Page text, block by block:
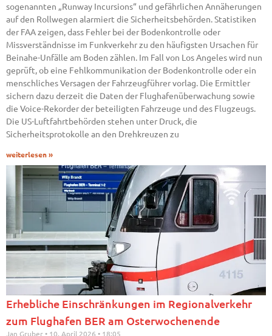
sogenannten „Runway Incursions“ und gefährlichen Annäherungen
auf den Rollwegen alarmiert die Sicherheitsbehörden. Statistiken
der FAA zeigen, dass Fehler bei der Bodenkontrolle oder
Missverständnisse im Funkverkehr zu den häufigsten Ursachen für
Beinahe-Unfälle am Boden zählen. Im Fall von Los Angeles wird nun
geprüft, ob eine Fehlkommunikation der Bodenkontrolle oder ein
menschliches Versagen der Fahrzeugführer vorlag. Die Ermittler
sichern dazu derzeit die Daten der Flughafenüberwachung sowie
die Voice-Rekorder der beteiligten Fahrzeuge und des Flugzeugs.
Die US-Luftfahrtbehörden stehen unter Druck, die
Sicherheitsprotokolle an den Drehkreuzen zu
weiterlesen »
Erhebliche Einschränkungen im Regionalverkehr
zum Flughafen BER am Osterwochenende
Jan Gruber 10. April 2026 18:05